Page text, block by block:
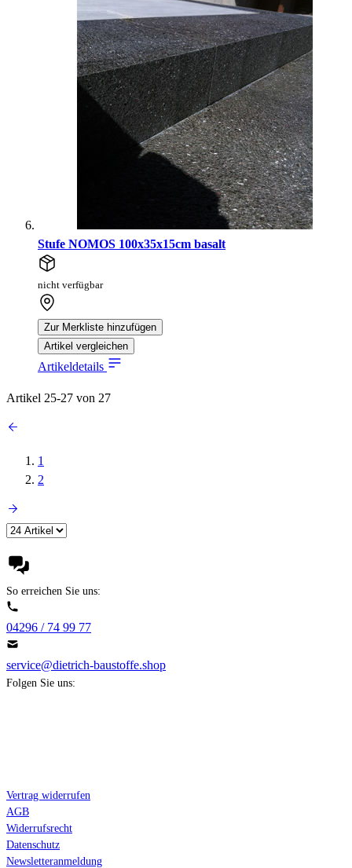
Stufe NOMOS 100x35x15cm basalt
nicht verfügbar
Zur Merkliste hinzufügen
Artikel vergleichen
Artikeldetails
Artikel 25-27 von 27
1
2
So erreichen Sie uns:
04296 / 74 99 77
service@dietrich-baustoffe.shop
Folgen Sie uns:
Vertrag widerrufen
AGB
Widerrufsrecht
Datenschutz
Newsletteranmeldung